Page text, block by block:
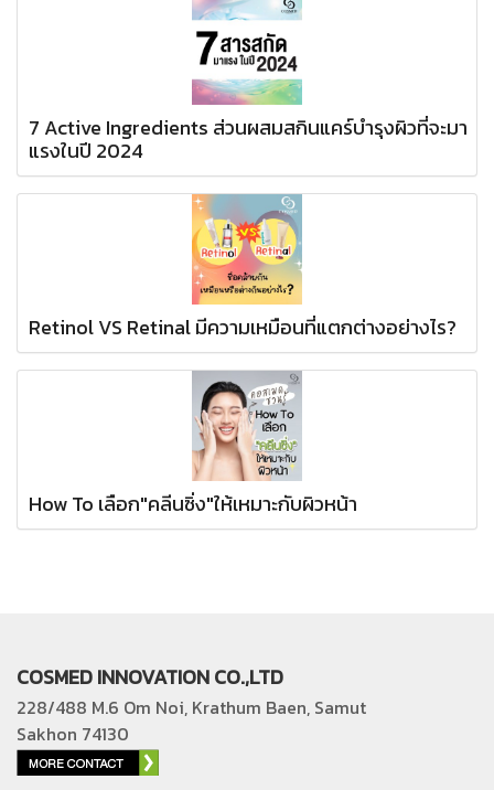
7 Active Ingredients ส่วนผสมสกินแคร์บำรุงผิวที่จะมา
แรงในปี 2024
Retinol VS Retinal มีความเหมือนที่แตกต่างอย่างไร?
How To เลือก"คลีนซิ่ง"ให้เหมาะกับผิวหน้า
COSMED INNOVATION CO.,LTD
228/488 M.6 Om Noi, Krathum Baen, Samut
Sakhon 74130